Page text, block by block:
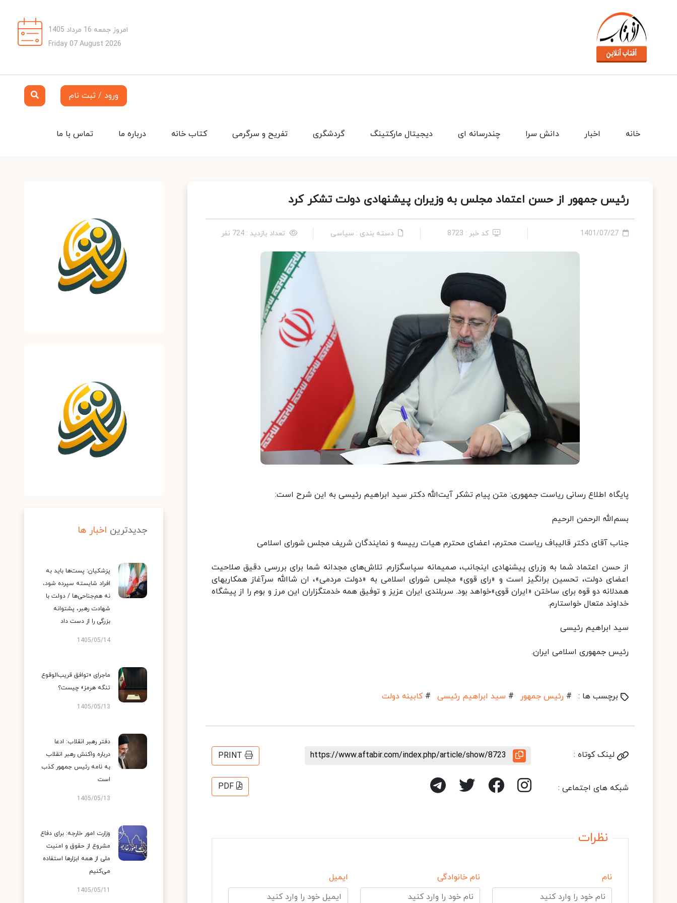
امروز جمعه 16 مرداد 1405
Friday 07 August 2026
ورود / ثبت نام
تماس با ما درباره ما کتاب خانه تفریح و سرگرمی گردشگری دیجیتال مارکتینگ چندرسانه ای دانش سرا اخبار خانه
رئیس جمهور از حسن اعتماد مجلس به وزیران پیشنهادی دولت تشکر کرد
1401/07/27 کد خبر : 8723 دسته بندی : سیاسی تعداد بازدید : 724 نفر
پایگاه اطلاع رسانی ریاست جمهوری: متن پیام تشکر آیت‌الله دکتر سید ابراهیم رئیسی به این شرح است:
بسم‌الله الرحمن الرحیم
جناب آقای دکتر قالیباف ریاست محترم، اعضای محترم هیات رییسه و نمایندگان شریف مجلس شورای اسلامی
از حسن اعتماد شما به وزرای پیشنهادی اینجانب، صمیمانه سپاسگزارم. تلاش‌های مجدانه شما برای بررسی دقیق صلاحیت
اعضای دولت، تحسین برانگیز است و «رای قوی» مجلس شورای اسلامی به «دولت مردمی»، ان‌ شاالله سرآغاز همکاریهای
همدلانه دو قوه برای ساختن «ایران قوی»خواهد بود. سربلندی ایران عزیز و توفیق همه خدمتگزاران این مرز و بوم را از پیشگاه
خداوند متعال خواستارم.
سید ابراهیم رئیسی
رئیس جمهوری اسلامی ایران.
برچسب ها : # رئیس جمهور # سید ابراهیم رئیسی # کابینه دولت
لینک کوتاه : https://www.aftabir.com/index.php/article/show/8723
PRINT
شبکه های اجتماعی : PDF
نظرات
نام نام خانوادگی ایمیل
جدیدترین اخبار ها
پزشکیان: پست‌ها باید به
افراد شایسته سپرده شود،
نه هم‌جناحی‌ها / دولت با
شهادت رهبر، پشتوانه
بزرگی را از دست داد
1405/05/14
ماجرای «توافق قریب‌الوقوع
تنگه هرمز» چیست؟
1405/05/13
دفتر رهبر انقلاب: ادعا
درباره واکنش رهبر انقلاب
به نامه رئیس جمهور کذب
است
1405/05/13
وزارت امور خارجه: برای دفاع
مشروع از حقوق و امنیت
ملی از همه ابزارها استفاده
می‌کنیم
1405/05/11